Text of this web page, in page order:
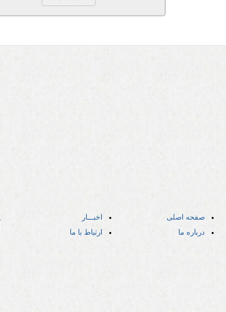
صفحه اصلی
اخبـــار
درباره ما
ارتباط با ما